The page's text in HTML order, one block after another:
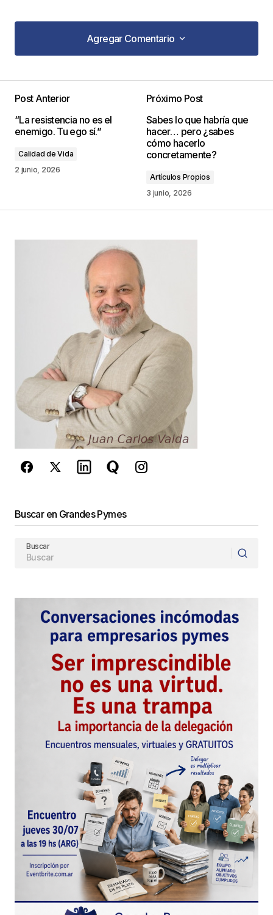
Agregar Comentario
Agregar Comentario
publicada. Los campos obligatorios están
marcados con*
Comentario
Your Name*
Guarda mi nombre, correo electrónico y web en
este navegador para la próxima vez que
comente.
Este sitio esta protegido por
reCAPTCHA y la
Política de
privacidady losTérminos del servicio
de Googlese aplican.
Enviar Comentario
Post Anterior
“La resistencia no es el
enemigo. Tu ego sí.”
Calidad de Vida
2 junio, 2026
Próximo Post
Sabes lo que habría que
hacer… pero ¿sabes
cómo hacerlo
concretamente?
Artículos Propios
3 junio, 2026
Buscar en Grandes Pymes
Buscar